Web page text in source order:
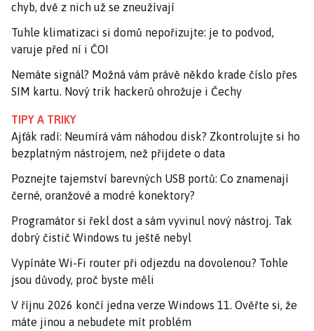
chyb, dvě z nich už se zneužívají
Tuhle klimatizaci si domů nepořizujte: je to podvod,
varuje před ní i ČOI
Nemáte signál? Možná vám právě někdo krade číslo přes
SIM kartu. Nový trik hackerů ohrožuje i Čechy
TIPY A TRIKY
Ajťák radí: Neumírá vám náhodou disk? Zkontrolujte si ho
bezplatným nástrojem, než přijdete o data
Poznejte tajemství barevných USB portů: Co znamenají
černé, oranžové a modré konektory?
Programátor si řekl dost a sám vyvinul nový nástroj. Tak
dobrý čistič Windows tu ještě nebyl
Vypínáte Wi-Fi router při odjezdu na dovolenou? Tohle
jsou důvody, proč byste měli
V říjnu 2026 končí jedna verze Windows 11. Ověřte si, že
máte jinou a nebudete mít problém